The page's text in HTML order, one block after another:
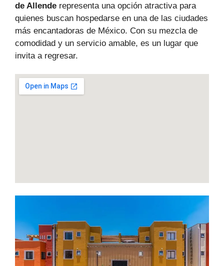
de Allende representa una opción atractiva para
quienes buscan hospedarse en una de las ciudades
más encantadoras de México. Con su mezcla de
comodidad y un servicio amable, es un lugar que
invita a regresar.